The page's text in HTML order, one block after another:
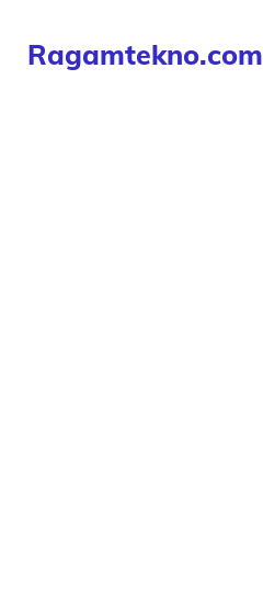
Ragamtekno.com